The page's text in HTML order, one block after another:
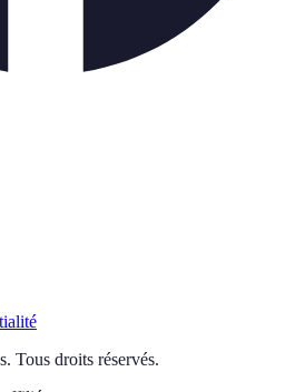
. Tous droits réservés.